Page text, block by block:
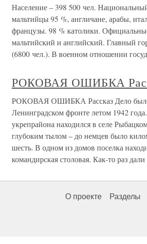
Население – 398 500 чел.
мальтийцы 95 %, англичане, арабы,
французы. 98 % католики.
мальтийский и английский. Главный
(6800 чел.). В военном отношении
РОКОВАЯ ОШИБКА
РОКОВАЯ ОШИБКА Рассказ Дело
Ленинградском фронте летом 1942
укрепрайона находился в селе
глубоким тылом – до немцев было
шесть. В одном из домов поселка
командирская столовая. Как-то раз дали
О проекте Разделы